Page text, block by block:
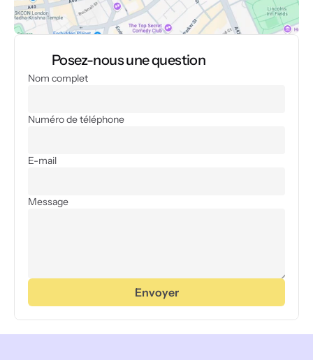
Posez-nous une question
Nom complet
Numéro de téléphone
E-mail
Message
Envoyer